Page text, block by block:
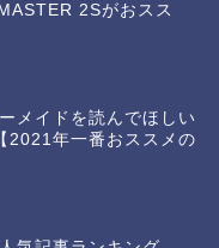
2Sがおスス
メイドを読んでほしい
2021年一番おススメの